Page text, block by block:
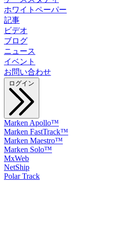
ホワイトペーパー
記事
ビデオ
ブログ
ニュース
イベント
お問い合わせ
ログイン
Marken Apollo™
Marken FastTrack™
Marken Maestro™
Marken Solo™
MxWeb
NetShip
Polar Track